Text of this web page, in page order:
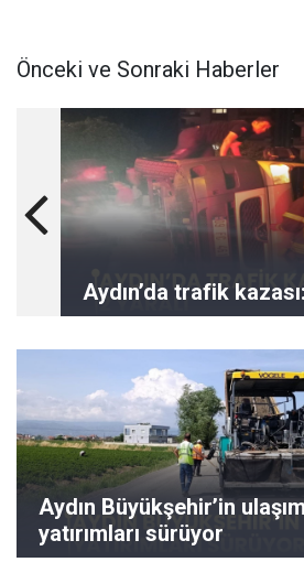
Önceki ve Sonraki Haberler
Aydın’da trafik
Aydın Büyükşehir’in ulaşım
yatırımları sürüyor